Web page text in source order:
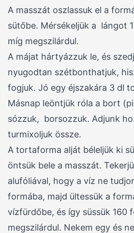
A masszát oszlassuk el a
sütőbe. Mérsékeljük a lángot
míg megszilárdul.
A májat hártyázzuk le, és
nyugodtan szétbonthatjuk,
fogjuk. Jó egy éjszakára 3 dl
Másnap leöntjük róla a bort
sózzuk, borsozzuk. Adjunk
turmixoljuk össze.
A tortaforma alját béleljük ki
öntsük bele a masszát.
alufóliával, hogy a víz ne
formába, majd ültessük a
vízfürdőbe, és így süssük 160
megszilárdul. Nekem egy és